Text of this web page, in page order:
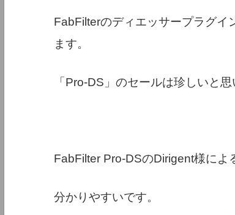
FabFilterのディエッサープラグイ
ます。
「Pro-DS」のセールは珍しいと思
FabFilter Pro-DSのDirigent様によ
分かりやすいです。